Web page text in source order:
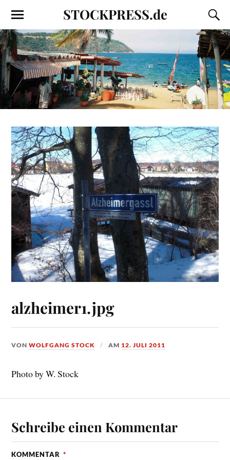
STOCKPRESS.de
alzheimer1.jpg
VONWOLFGANG STOCK AM 12. JULI 2011
Photo by W. Stock
Schreibe einen Kommentar
KOMMENTAR *